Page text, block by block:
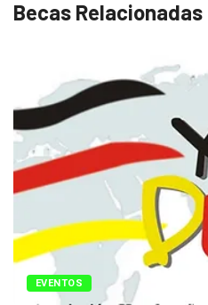
Becas Relacionadas
EVENTOS